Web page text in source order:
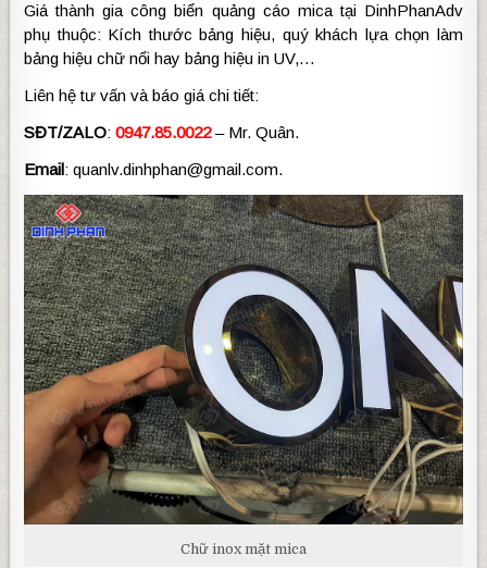
Giá thành gia công biển quảng cáo mica tại DinhPhanAdv
phụ thuộc: Kích thước bảng hiệu, quý khách lựa chọn làm
bảng hiệu chữ nổi hay bảng hiệu in UV,…
Liên hệ tư vấn và báo giá chi tiết:
SĐT/ZALO:0947.85.0022– Mr. Quân.
Email: quanlv.dinhphan@gmail.com.
Chữ inox mặt mica